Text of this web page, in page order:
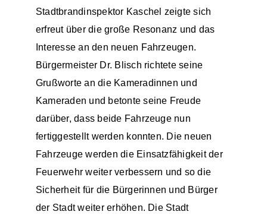
Stadtbrandinspektor Kaschel zeigte sich
erfreut über die große Resonanz und das
Interesse an den neuen Fahrzeugen.
Bürgermeister Dr. Blisch richtete seine
Grußworte an die Kameradinnen und
Kameraden und betonte seine Freude
darüber, dass beide Fahrzeuge nun
fertiggestellt werden konnten. Die neuen
Fahrzeuge werden die Einsatzfähigkeit der
Feuerwehr weiter verbessern und so die
Sicherheit für die Bürgerinnen und Bürger
der Stadt weiter erhöhen. Die Stadt